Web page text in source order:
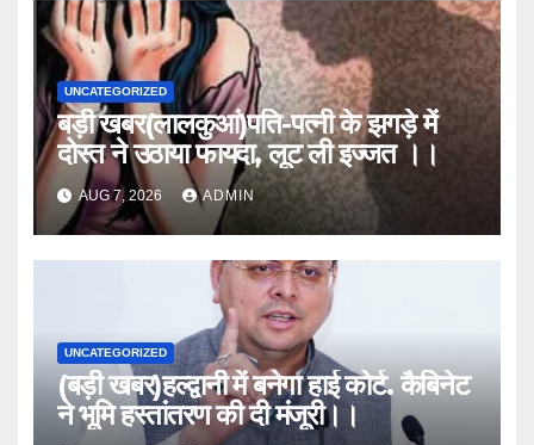
UNCATEGORIZED
बड़ी खबर(लालकुआं)पति-पत्नी के झगड़े में
दोस्त ने उठाया फायदा, लूट ली इज्जत ।।
AUG 7, 2026 ADMIN
UNCATEGORIZED
(बड़ी खबर)हल्द्वानी में बनेगा हाई कोर्ट. कैबिनेट
ने भूमि हस्तांतरण की दी मंजूरी।।